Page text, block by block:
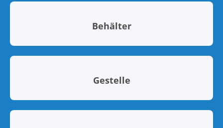
Behälter
Gestelle